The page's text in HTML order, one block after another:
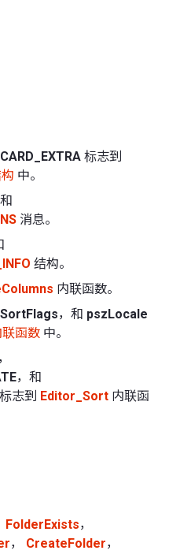
标志到
中。
和
消息。
结构。
内联函数。
，和 pszLocale
联函数 中。
，
，和
标志到 Editor_Sort 内联函
FolderExists，
， CreateFolder，